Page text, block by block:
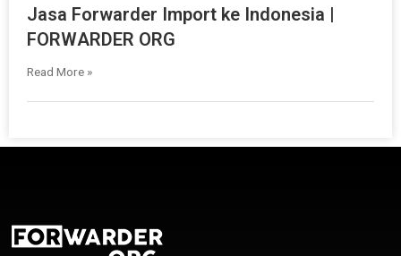
Jasa Forwarder Import ke Indonesia |
FORWARDER ORG
Read More »